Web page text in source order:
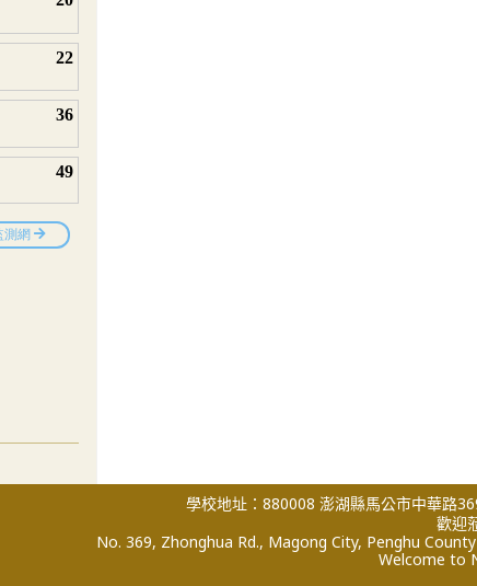
學校地址：880008 澎湖縣馬公市中華路
歡迎
No. 369, Zhonghua Rd., Magong City, Penghu County
Welcome to